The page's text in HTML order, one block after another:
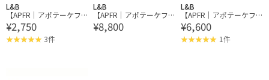
L&B
【APFR｜アポテーケフ
レグランス】INCENSE S
TICKS 24K ROSE / DENS
E / HATAYI
¥2,750
3件
L&B
【APFR｜アポテーケフ
レグランス】FRAGRANC
E CANDLE フレグランス
¥8,800
L&B
【APFR｜アポテーケフ
レグランス】ROOM SPR
AY ルームスプレー
¥6,600
1件